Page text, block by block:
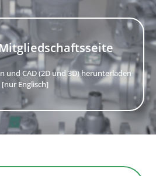
Max.
zulässige
Temperatur
Körper
Einlass/
Auslass
Nennweite
Anschlussart
NPT, SW
(ASME
und CAD (2D und 3D) herunterladen
[nur Englisch]